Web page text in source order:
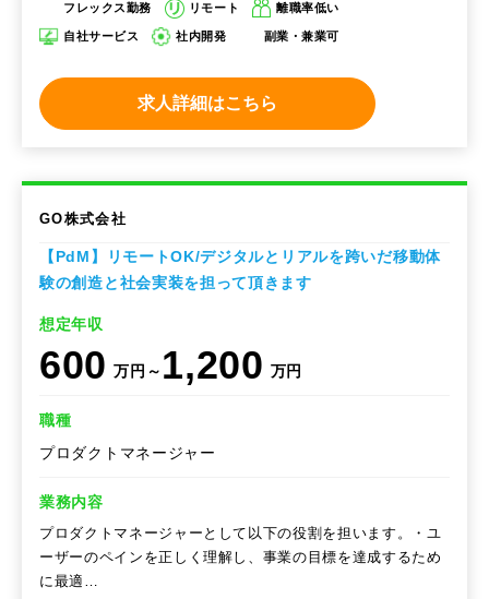
フレックス勤務 リモート 離職率低い
自社サービス 社内開発 副業・兼業可
求人詳細はこちら
GO株式会社
【PdM】リモートOK/デジタルとリアルを跨いだ移動体
験の創造と社会実装を担って頂きます
想定年収
600 万円～ 1,200 万円
職種
プロダクトマネージャー
業務内容
プロダクトマネージャーとして以下の役割を担います。・ユ
ーザーのペインを正しく理解し、事業の目標を達成するため
に最適…